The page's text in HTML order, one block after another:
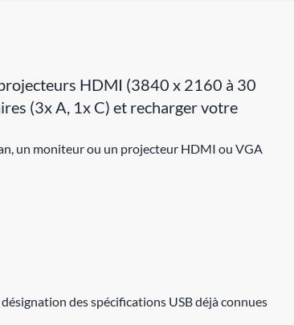
HDMI (3840 x 2160 à 30
(3x A, 1x C) et recharger votre
un moniteur ou un projecteur HDMI ou VGA
des spécifications USB déjà connues